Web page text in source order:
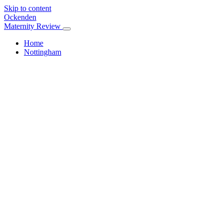
Skip to content
Ockenden
Maternity Review
Home
Nottingham